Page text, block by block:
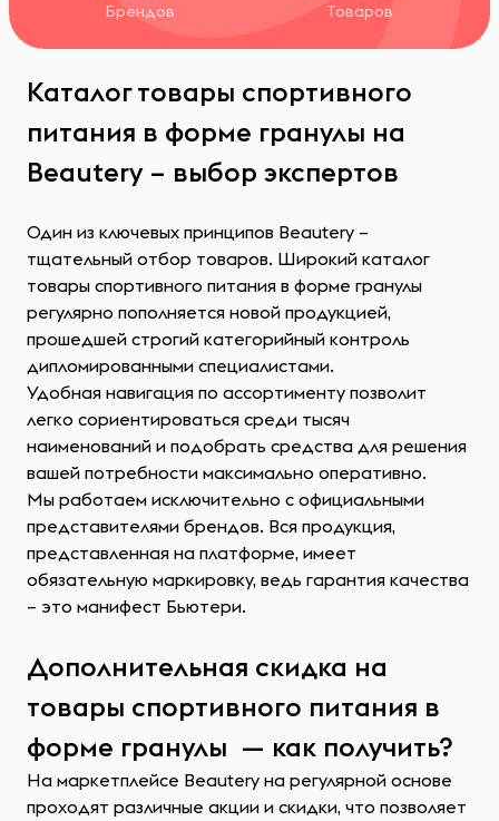
Брендов Товаров
Каталог товары спортивного
питания в форме гранулы на
Beautery – выбор экспертов
Один из ключевых принципов Beautery –
тщательный отбор товаров. Широкий каталог
товары спортивного питания в форме гранулы
регулярно пополняется новой продукцией,
прошедшей строгий категорийный контроль
дипломированными специалистами.
Удобная навигация по ассортименту позволит
легко сориентироваться среди тысяч
наименований и подобрать средства для решения
вашей потребности максимально оперативно.
Мы работаем исключительно с официальными
представителями брендов. Вся продукция,
представленная на платформе, имеет
обязательную маркировку, ведь гарантия качества
– это манифест Бьютери.
Дополнительная скидка на
товары спортивного питания в
форме гранулы — как получить?
На маркетплейсе Beautery на регулярной основе
проходят различные акции и скидки, что позволяет